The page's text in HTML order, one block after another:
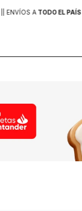
| ENVÍOS A TODO EL PAÍS